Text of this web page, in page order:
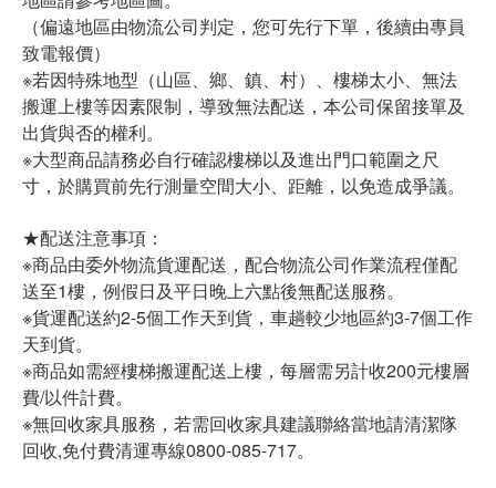
（偏遠地區由物流公司判定，您可先行下單，後續由專員
致電報價）
※若因特殊地型（山區、鄉、鎮、村）、樓梯太小、無法
搬運上樓等因素限制，導致無法配送，本公司保留接單及
出貨與否的權利。
※大型商品請務必自行確認樓梯以及進出門口範圍之尺
寸，於購買前先行測量空間大小、距離，以免造成爭議。
★配送注意事項：
※商品由委外物流貨運配送，配合物流公司作業流程僅配
送至1樓，例假日及平日晚上六點後無配送服務。
※貨運配送約2-5個工作天到貨，車趟較少地區約3-7個工作
天到貨。
※商品如需經樓梯搬運配送上樓，每層需另計收200元樓層
費/以件計費。
※無回收家具服務，若需回收家具建議聯絡當地請清潔隊
回收,免付費清運專線0800-085-717。